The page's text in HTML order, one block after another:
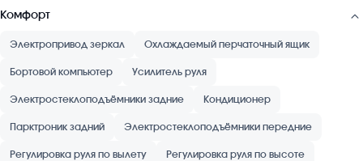
Комфорт
Электропривод зеркал Охлаждаемый перчаточный ящик
Бортовой компьютер Усилитель руля
Электростеклоподъёмники задние Кондиционер
Парктроник задний Электростеклоподъёмники передние
Регулировка руля по вылету Регулировка руля по высоте